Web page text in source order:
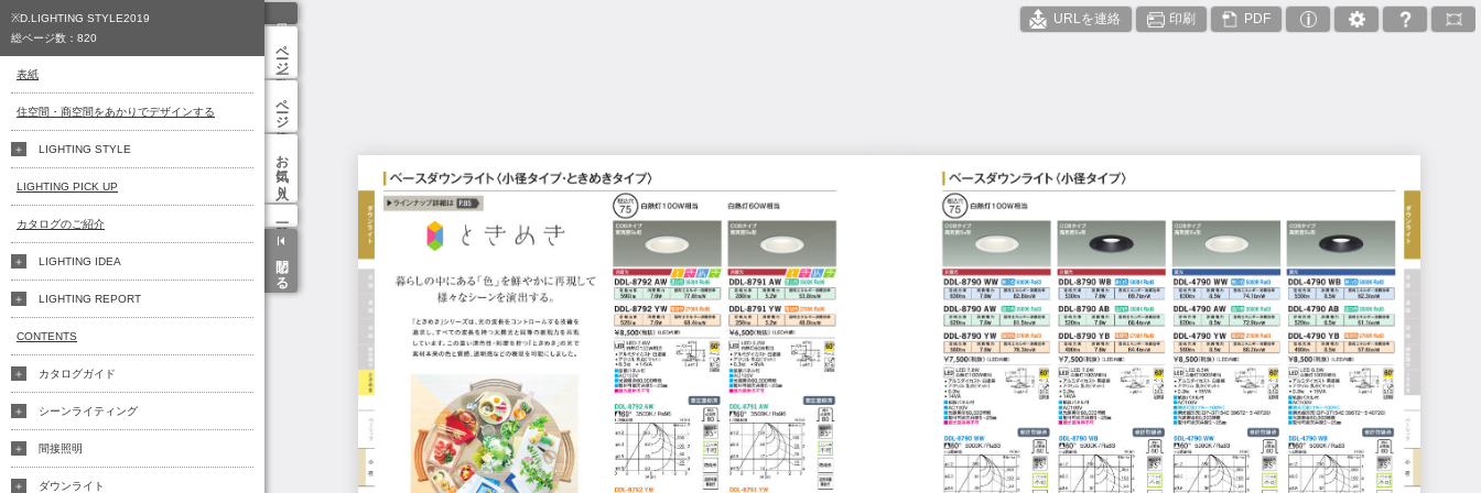
URLを連絡 印刷 PDF
ページ一覧
ページ検索
お気に入り
閉じる
※D.LIGHTING STYLE2019
総ページ数： 820
表紙
住空間・商空間をあかりでデザインする
LIGHTING STYLE
LIGHTING PICK UP
カタログのご紹介
LIGHTING IDEA
LIGHTING REPORT
CONTENTS
カタログガイド
シーンライティング
間接照明
ダウンライト